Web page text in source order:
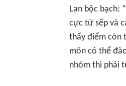
Lan bộc bạch:
cực từ sếp và
thấy điểm còn
môn có thể
nhóm thì phải